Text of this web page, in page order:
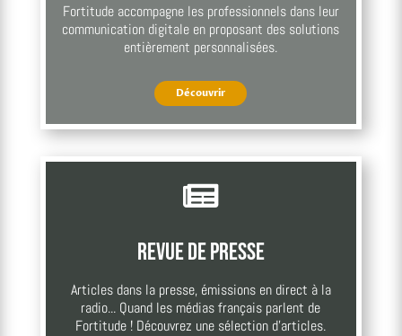
Fortitude accompagne les professionnels dans leur
communication digitale en proposant des solutions
entièrement personnalisées.
Découvrir

Revue de presse
Articles dans la presse, émissions en direct à la
radio... Quand les médias français parlent de
Fortitude ! Découvrez une sélection d'articles.